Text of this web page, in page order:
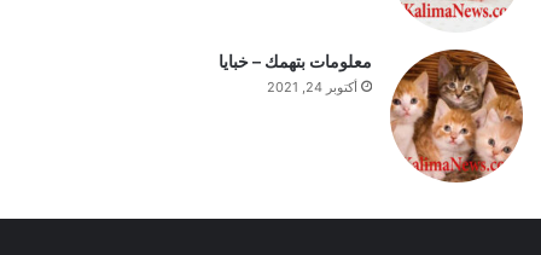
معلومات بتهمك – خبايا
أكتوبر 24, 2021